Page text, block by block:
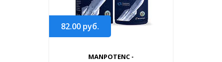
82.00 руб.
MANPOTENC -